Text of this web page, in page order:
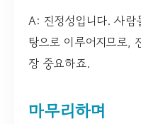
A: 진정성입니다. 사
탕으로 이루어지므로,
장 중요하죠.
마무리하며